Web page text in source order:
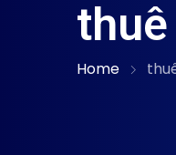
Home